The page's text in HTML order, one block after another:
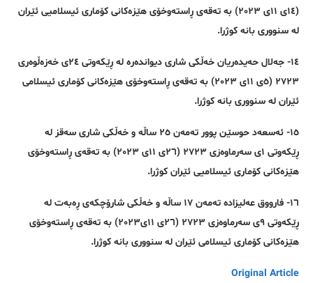
(١٤ی ١١ی ٢٠٢٣) بە تەقەی ڕاستەوخۆی هێزەکانی کۆماری ئیسلامیی ئێران
لە سنووری بانە کوژرا.
١٤- جەلال حەیدەریان خەڵکی شاری دیواندەرە لە ڕێکەوتی ٢٤ی خەزەڵوەری
٢٧٢٣ (٥ی ١١ی ٢٠٢٣) بە تەقەی ڕاستەوخۆی هێزەکانی کۆماری ئیسلامی
ئێران لە سنووری بانە کوژرا.
١٥- ئەسعەد حوسێن پوور تەمەن ٢٥ ساڵە و خەڵکی شاری سەقز لە
ڕێکەوتی ١ی سەرماوەزی ٢٧٢٣ (٢٦ی ١١ی ٢٠٢٣) بە تەقەی ڕاستەوخۆی
هێزەکانی کۆماری ئیسلامیی ئێران کوژرا.
١٦- فارووق عەلیزادە تەمەن ١٧ ساڵە و خەڵکی شارۆچکەی ڕەبەت لە
ڕێکەوتی ٩ی سەرماوەزی ٢٧٢٣ (٢٦ی ١١ی٢٠٢٣) بە تەقەی ڕاستەوخۆی
هێزەکانی کۆماری ئیسلامی ئێران لە سنووری بانە کوژرا.
Original Article